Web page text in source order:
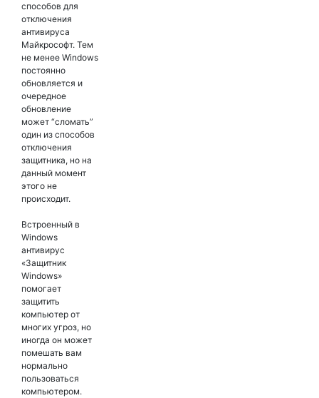
способов для
отключения
антивируса
Майкрософт. Тем
не менее Windows
постоянно
обновляется и
очередное
обновление
может “сломать”
один из способов
отключения
защитника, но на
данный момент
этого не
происходит.
Встроенный в
Windows
антивирус
«Защитник
Windows»
помогает
защитить
компьютер от
многих угроз, но
иногда он может
помешать вам
нормально
пользоваться
компьютером.